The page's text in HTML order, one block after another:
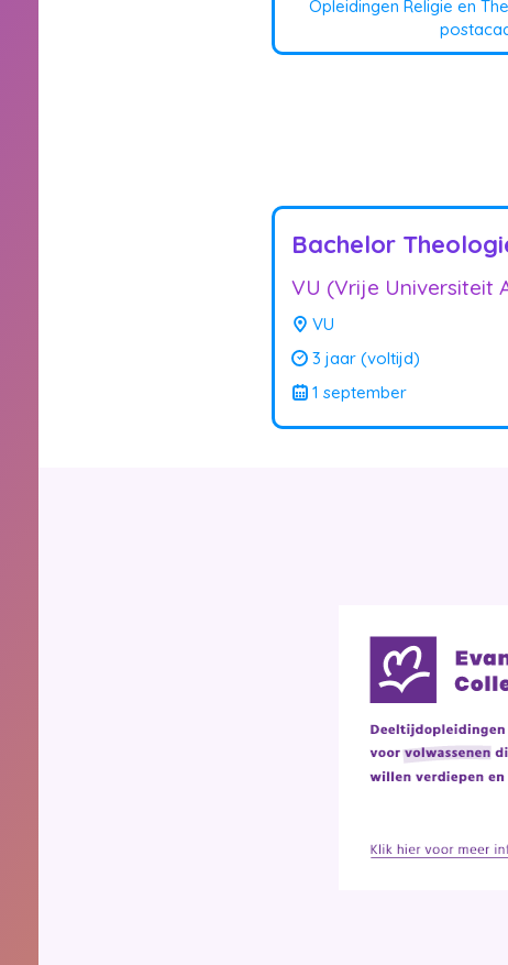
Opleidingen Religie en
Bachelor
VU (Vrije Universiteit
VU
3 jaar (voltijd)
1 september